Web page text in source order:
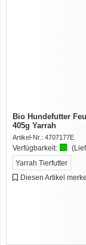
Bio Hundefutter
405g Yarrah
Artikel-Nr.: 4707177E
Verfügbarkeit:
Yarrah Tierfutter
Diesen Artikel